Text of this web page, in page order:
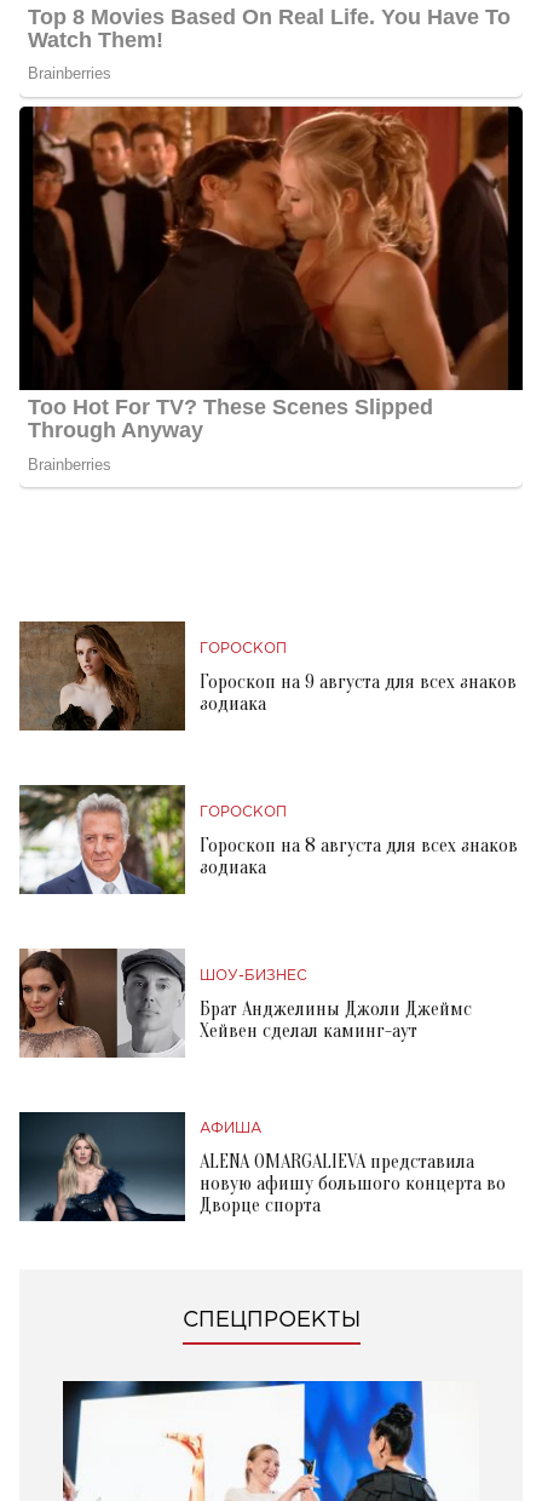
ГОРОСКОП
Гороскоп на 9 августа для всех знаков
зодиака
ГОРОСКОП
Гороскоп на 8 августа для всех знаков
зодиака
ШОУ-БИЗНЕС
Брат Анджелины Джоли Джеймс
Хейвен сделал каминг-аут
АФИША
ALENA OMARGALIEVA представила
новую афишу большого концерта во
Дворце спорта
СПЕЦПРОЕКТЫ